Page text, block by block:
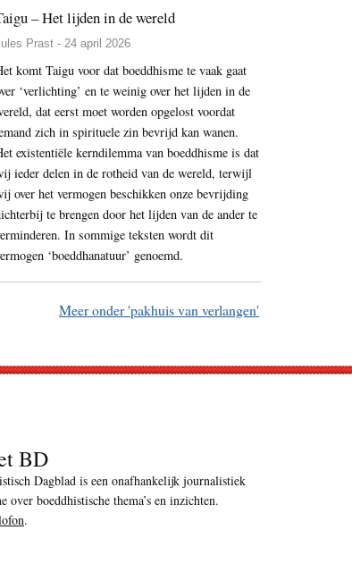
– Het lijden in de wereld
Prast - 24 april 2026
komt Taigu voor dat boeddhisme te vaak gaat
‘verlichting’ en te weinig over het lijden in de
dat eerst moet worden opgelost voordat
zich in spirituele zin bevrijd kan wanen.
existentiële kerndilemma van boeddhisme is dat
ieder delen in de rotheid van de wereld, terwijl
over het vermogen beschikken onze bevrijding
te brengen door het lijden van de ander te
In sommige teksten wordt dit
‘boeddhanatuur’ genoemd.
Meer onder 'pakhuis van verlangen'
BD
Dagblad is een onafhankelijk journalistiek
over boeddhistische thema’s en inzichten.
.